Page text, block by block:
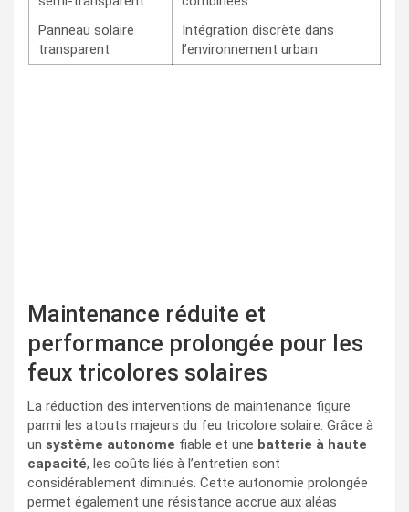
Panneau solaire
transparent
Intégration discrète dans
l’environnement urbain
Maintenance réduite et
performance prolongée pour les
feux tricolores solaires
La réduction des interventions de maintenance figure
parmi les atouts majeurs du feu tricolore solaire. Grâce à
un système autonome fiable et une batterie à haute
capacité, les coûts liés à l’entretien sont
considérablement diminués. Cette autonomie prolongée
permet également une résistance accrue aux aléas